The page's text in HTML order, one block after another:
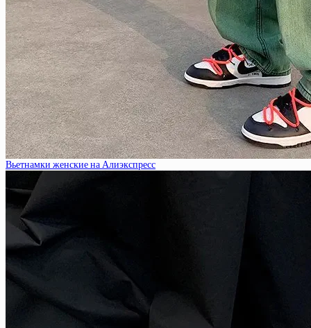
Вьетнамки женские на Алиэкспресс